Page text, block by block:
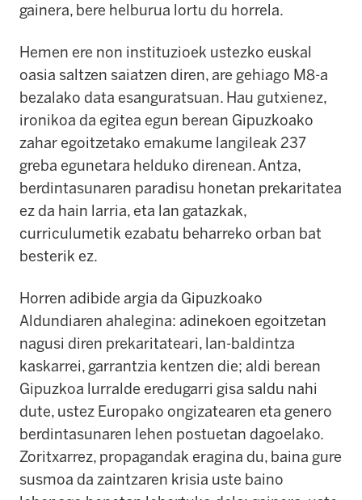
gainera, bere helburua lortu du horrela.
Hemen ere non instituzioek ustezko euskal
oasia saltzen saiatzen diren, are gehiago M8-a
bezalako data esanguratsuan. Hau gutxienez,
ironikoa da egitea egun berean Gipuzkoako
zahar egoitzetako emakume langileak 237
greba egunetara helduko direnean. Antza,
berdintasunaren paradisu honetan prekaritatea
ez da hain larria, eta lan gatazkak,
curriculumetik ezabatu beharreko orban bat
besterik ez.
Horren adibide argia da Gipuzkoako
Aldundiaren ahalegina: adinekoen egoitzetan
nagusi diren prekaritateari, lan-baldintza
kaskarrei, garrantzia kentzen die; aldi berean
Gipuzkoa lurralde eredugarri gisa saldu nahi
dute, ustez Europako ongizatearen eta genero
berdintasunaren lehen postuetan dagoelako.
Zoritxarrez, propagandak eragina du, baina gure
susmoa da zaintzaren krisia uste baino